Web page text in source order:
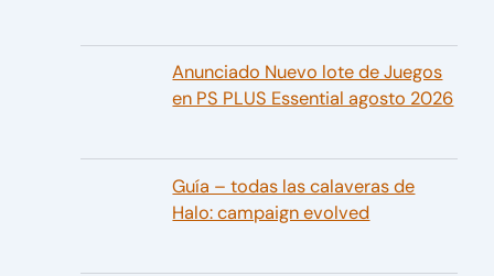
Anunciado Nuevo lote de Juegos
en PS PLUS Essential agosto 2026
Guía – todas las calaveras de
Halo: campaign evolved